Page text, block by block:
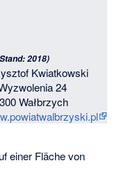
2018)
Kwiatkowski
24
Wałbrzych
einer Fläche von